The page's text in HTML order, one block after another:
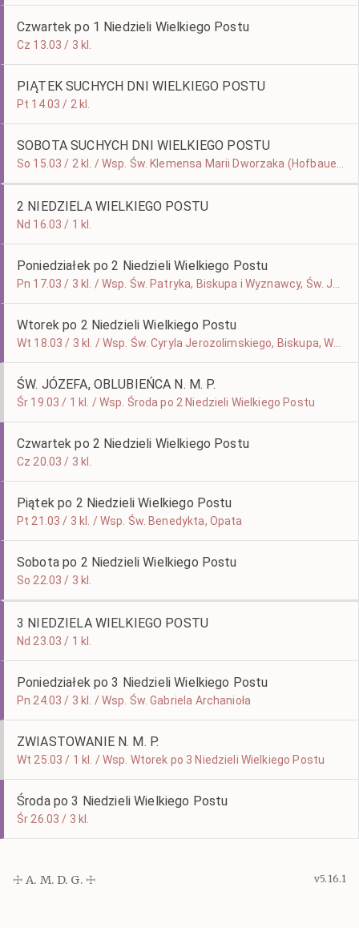
Czwartek po 1 Niedzieli Wielkiego Postu
Cz 13.03 / 3 kl.
PIĄTEK SUCHYCH DNI WIELKIEGO POSTU
Pt 14.03 / 2 kl.
SOBOTA SUCHYCH DNI WIELKIEGO POSTU
2 NIEDZIELA WIELKIEGO POSTU
Nd 16.03 / 1 kl.
Poniedziałek po 2 Niedzieli Wielkiego Postu
Wtorek po 2 Niedzieli Wielkiego Postu
ŚW. JÓZEFA, OBLUBIEŃCA N. M. P.
Śr 19.03 / 1 kl. / Wsp. Środa po 2 Niedzieli Wielkiego Postu
Czwartek po 2 Niedzieli Wielkiego Postu
Cz 20.03 / 3 kl.
Piątek po 2 Niedzieli Wielkiego Postu
Pt 21.03 / 3 kl. / Wsp. Św. Benedykta, Opata
Sobota po 2 Niedzieli Wielkiego Postu
So 22.03 / 3 kl.
3 NIEDZIELA WIELKIEGO POSTU
Nd 23.03 / 1 kl.
Poniedziałek po 3 Niedzieli Wielkiego Postu
Pn 24.03 / 3 kl. / Wsp. Św. Gabriela Archanioła
ZWIASTOWANIE N. M. P.
Wt 25.03 / 1 kl. / Wsp. Wtorek po 3 Niedzieli Wielkiego Postu
Środa po 3 Niedzieli Wielkiego Postu
Śr 26.03 / 3 kl.
☩ A. M. D. G. ☩ v5.16.1